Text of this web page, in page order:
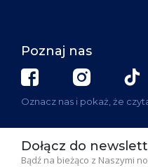
Poznaj nas
Oznacz nas i pokaż, że
Dołącz do
Bądź na bieżąco z Naszymi